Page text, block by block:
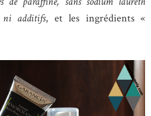
ni additifs, et les ingrédients «